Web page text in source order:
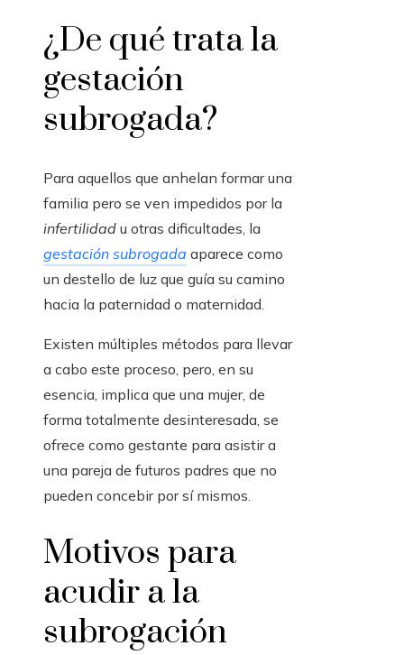
¿De qué trata la
gestación
subrogada?
Para aquellos que anhelan formar una
familia pero se ven impedidos por la
infertilidad u otras dificultades, la
gestación subrogada aparece como
un destello de luz que guía su camino
hacia la paternidad o maternidad.
Existen múltiples métodos para llevar
a cabo este proceso, pero, en su
esencia, implica que una mujer, de
forma totalmente desinteresada, se
ofrece como gestante para asistir a
una pareja de futuros padres que no
pueden concebir por sí mismos.
Motivos para
acudir a la
subrogación